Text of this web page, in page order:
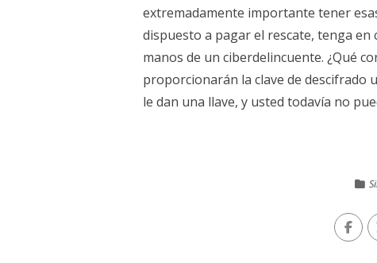
extremadamente importante tener
dispuesto a pagar el rescate, tenga
manos de un ciberdelincuente. ¿Qué
proporcionarán la clave de descifrado
le dan una llave, y usted todavía no